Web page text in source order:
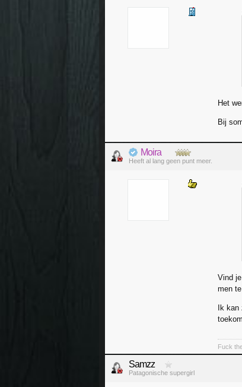
Het
Bij
Moira
Heeft al lang geen punt meer.
Vind
men
Ik
Fuck
Samzz
Patagonische supergirl